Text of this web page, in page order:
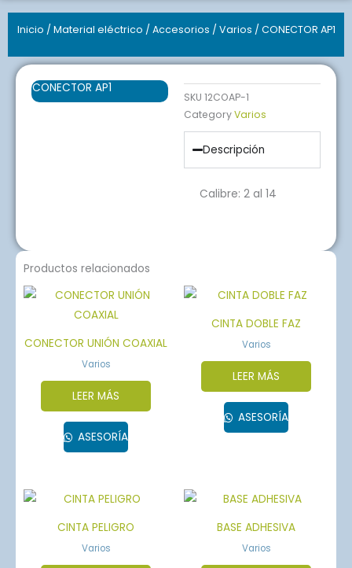
Inicio / Material eléctrico / Accesorios / Varios / CONECTOR AP1
CONECTOR AP1
SKU 12COAP-1
CategoryVarios
Descripción
Calibre: 2 al 14
Productos relacionados
CONECTOR UNIÓN COAXIAL
Varios
LEER MÁS
ASESORÍA
CINTA DOBLE FAZ
Varios
LEER MÁS
ASESORÍA
CINTA PELIGRO
Varios
BASE ADHESIVA
Varios